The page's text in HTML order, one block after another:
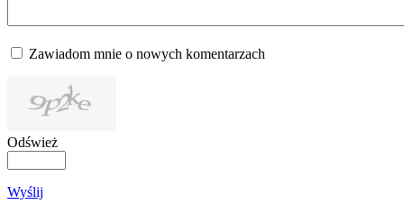
Zawiadom mnie o nowych komentarzach
Odśwież
Wyślij